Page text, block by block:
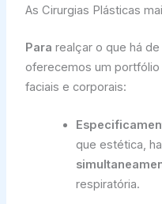
As Cirurgias Plásticas
Para realçar o que há
oferecemos um
faciais e corporais:
que estética,
respiratória.